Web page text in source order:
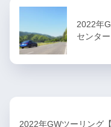
2022年
センター
2022年GWツーリング